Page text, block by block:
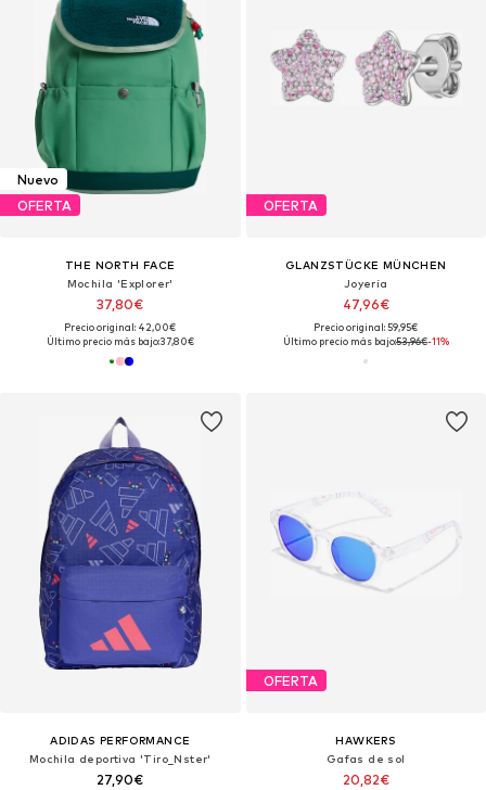
Nuevo
OFERTA
THE NORTH FACE
Mochila 'Explorer'
37,80€
Precio original: 42,00€
Último precio más bajo:37,80€
OFERTA
GLANZSTÜCKE MÜNCHEN
Joyería
47,96€
Precio original: 59,95€
Último precio más bajo:53,96€-11%
ADIDAS PERFORMANCE
Mochila deportiva 'Tiro_Nster'
27,90€
OFERTA
HAWKERS
Gafas de sol
20,82€